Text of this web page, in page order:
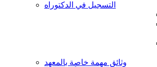
التسجيل في الدكتوراه
وثائق مهمة خاصة بالمعهد